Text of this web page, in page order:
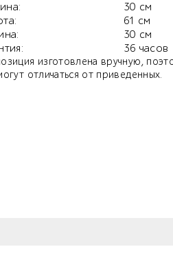
30 см
61 см
30 см
36 часов
изготовлена вручную,
отличаться от приведенных.